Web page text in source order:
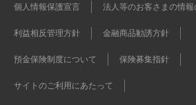
個人情報保護宣言 法人等のお客さまの情
利益相反管理方針 金融商品勧誘方針
預金保険制度について 保険募集指針
サイトのご利用にあたって